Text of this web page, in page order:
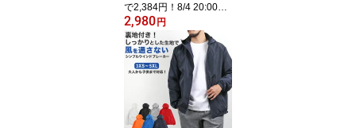
で2,384円！8/4 20:00〜
8/11 1:59】カーゴパンツ
メンズ ストレッチ 秋冬
ボトムス ズボン パンツ
作業着 ワークパンツ ロ
ング ポケット 撥水 速乾
伸縮 ストレッチ 迷彩 ミ
リタリー ゴルフ アウト
ドア【到着後レビューを
2,980円